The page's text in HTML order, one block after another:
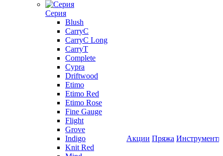
Серия
Blush
CarryC
CarryC Long
CarryT
Complete
Cypra
Driftwood
Etimo
Etimo Red
Etimo Rose
Fine Gauge
Flight
Grove
Indigo
Knit Red
Акции Пряжа Инструменты